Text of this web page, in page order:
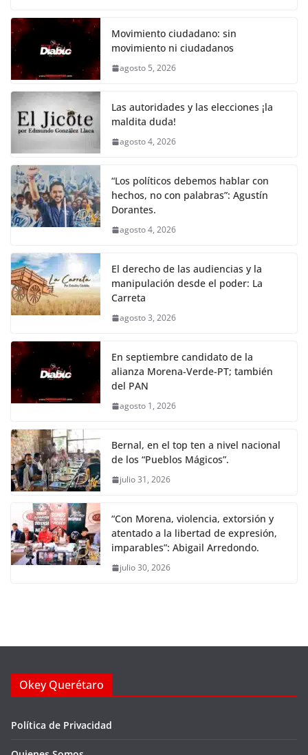
k
c
e
b
o
o
k
itt
er s
A
p
y
Li
k
gr
a
e
Movimiento ciudadano: sin
movimiento ni ciudadanos
agosto 5, 2026
Las autoridades y las elecciones ¡la
maldita duda!
agosto 4, 2026
“Los políticos debemos hablar con
hechos, no con palabras”: Agustín
Dorantes.
agosto 4, 2026
El derecho de las audiencias y la
manipulación desde el poder: La
Carreta
agosto 3, 2026
En septiembre candidato de la
alianza Morena-Verde-PT; también
del PAN
agosto 1, 2026
Bernal, en el top ten a nivel nacional
de los “Pueblos Mágicos”.
julio 31, 2026
“Con Morena, violencia, extorsión y
atentado a la libertad de expresión,
imparables”: Abigail Arredondo.
julio 30, 2026
Okey Querétaro
Política de Privacidad